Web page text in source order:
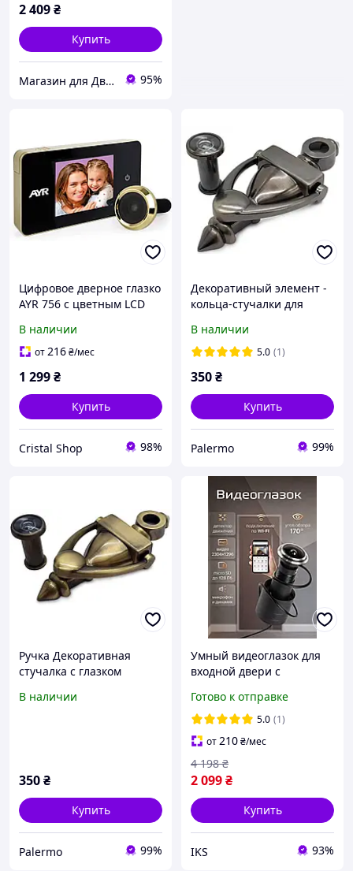
2 409₴
Купить
Магазин для Двоих 95%
Цифровое дверное глазко
AYR 756 с цветным LCD
двери
В наличии
от216₴/мес
1 299₴
Купить
Cristal Shop 98%
Декоративный элемент -
кольца-стучалки для
гонг) для входной двери А
716 BBN
В наличии
5.0 (1)
350₴
Купить
Palermo 99%
Ручка Декоративная
стучалка с глазком
двери А 716 AB
В наличии
350₴
Купить
Palermo 99%
Умный видеоглазок для
входной двери с
углом, камера
наблюдения в глазок для
двери с экраном и
памятью
Готово к отправке
5.0 (1)
от210₴/мес
2 099₴
4 198 ₴
Купить
IKS 93%